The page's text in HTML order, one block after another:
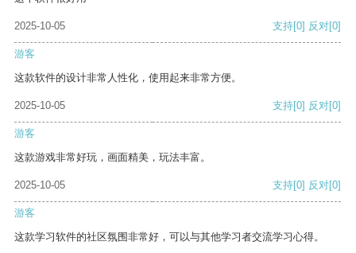
2025-10-05 支持[0] 反对[0]
游客
这款软件的设计非常人性化，使用起来非常方便。
2025-10-05 支持[0] 反对[0]
游客
这款游戏非常好玩，画面精美，玩法丰富。
2025-10-05 支持[0] 反对[0]
游客
这款学习软件的社区氛围非常好，可以与其他学习者交流学习心得。